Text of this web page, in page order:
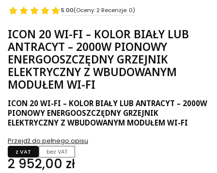
5.00(Oceny: 2 Recenzje: 0)
ICON 20 WI-FI – KOLOR BIAŁY LUB
ANTRACYT – 2000W PIONOWY
ENERGOOSZCZĘDNY GRZEJNIK
ELEKTRYCZNY Z WBUDOWANYM
MODUŁEM WI-FI
ICON 20 WI-FI – KOLOR BIAŁY LUB ANTRACYT – 2000W
PIONOWY ENERGOOSZCZĘDNY GRZEJNIK
ELEKTRYCZNY Z WBUDOWANYM MODUŁEM WI-FI
Przejdź do pełnego opisu
z VAT bez VAT
Cena
2 952,00 zł